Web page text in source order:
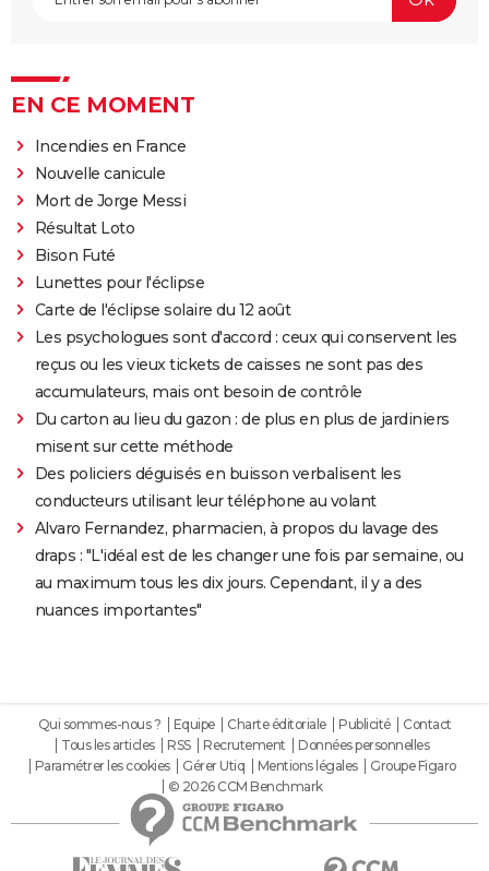
EN CE MOMENT
Incendies en France
Nouvelle canicule
Mort de Jorge Messi
Résultat Loto
Bison Futé
Lunettes pour l'éclipse
Carte de l'éclipse solaire du 12 août
Les psychologues sont d'accord : ceux qui conservent les
reçus ou les vieux tickets de caisses ne sont pas des
accumulateurs, mais ont besoin de contrôle
Du carton au lieu du gazon : de plus en plus de jardiniers
misent sur cette méthode
Des policiers déguisés en buisson verbalisent les
conducteurs utilisant leur téléphone au volant
Alvaro Fernandez, pharmacien, à propos du lavage des
draps : "L'idéal est de les changer une fois par semaine, ou
au maximum tous les dix jours. Cependant, il y a des
nuances importantes"
Qui sommes-nous ? Equipe Charte éditoriale Publicité
Contact
Tous les articles
RSS Recrutement
Données personnelles
Paramétrer les cookies
Gérer Utiq Mentions légales
Groupe Figaro
© 2026 CCM Benchmark